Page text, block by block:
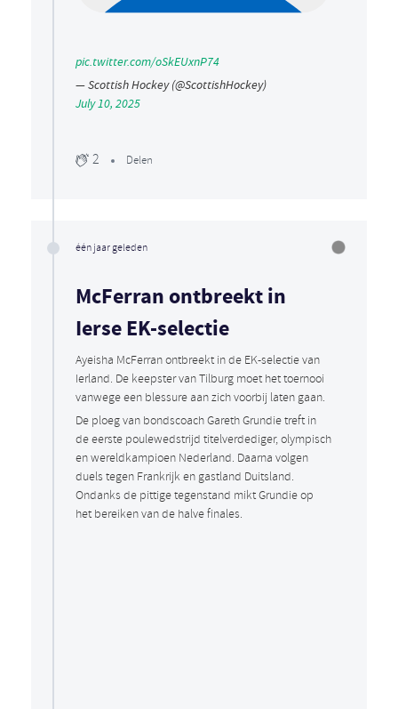
pic.twitter.com/oSkEUxnP74
— Scottish Hockey (@ScottishHockey)
July 10, 2025
2 Delen
één jaar geleden
McFerran ontbreekt in
Ierse EK-selectie
Ayeisha McFerran ontbreekt in de EK-selectie van
Ierland. De keepster van Tilburg moet het toernooi
vanwege een blessure aan zich voorbij laten gaan.
De ploeg van bondscoach Gareth Grundie treft in
de eerste poulewedstrijd titelverdediger, olympisch
en wereldkampioen Nederland. Daarna volgen
duels tegen Frankrijk en gastland Duitsland.
Ondanks de pittige tegenstand mikt Grundie op
het bereiken van de halve finales.